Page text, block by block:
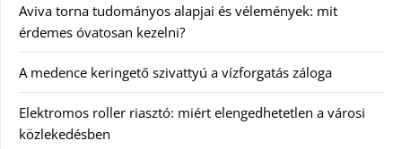
Aviva torna tudományos alapjai és vélemények: mit
érdemes óvatosan kezelni?
A medence keringető szivattyú a vízforgatás záloga
Elektromos roller riasztó: miért elengedhetetlen a városi
közlekedésben